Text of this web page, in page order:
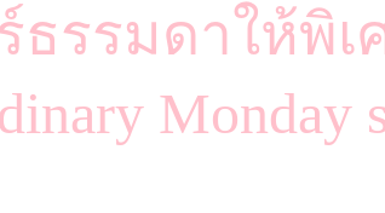
ธรรมดาให้พิเ
Monday